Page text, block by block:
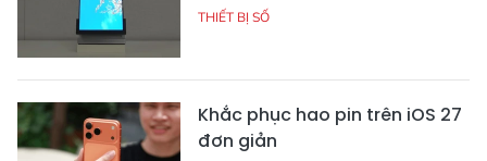
THIẾT BỊ SỐ
Khắc phục hao pin trên iOS 27
đơn giản